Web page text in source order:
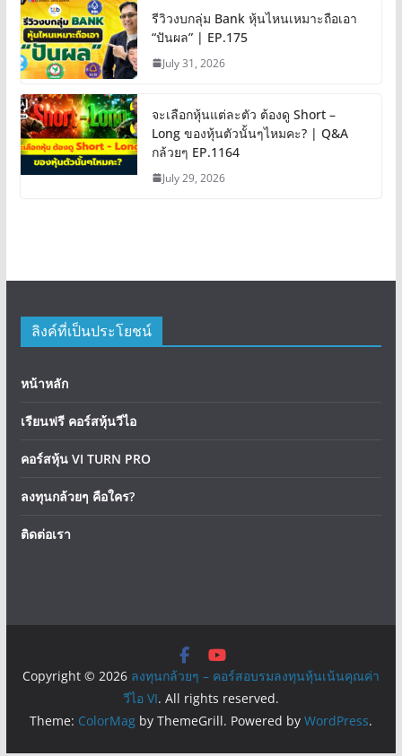
รีวิวงบกลุ่ม Bank หุ้นไหนเหมาะถือเอา
“ปันผล” | EP.175
July 31, 2026
จะเลือกหุ้นแต่ละตัว ต้องดู Short –
Long ของหุ้นตัวนั้นๆไหมคะ? | Q&A
กล้วยๆ EP.1164
July 29, 2026
ลิงค์ที่เป็นประโยชน์
หน้าหลัก
เรียนฟรี คอร์สหุ้นวีไอ
คอร์สหุ้น VI TURN PRO
ลงทุนกล้วยๆ คือใคร?
ติดต่อเรา
Copyright © 2026 ลงทุนกล้วยๆ – คอร์สอบรมลงทุนหุ้นเน้นคุณค่า
วีไอ VI. All rights reserved.
Theme: ColorMagby ThemeGrill. Powered by WordPress.